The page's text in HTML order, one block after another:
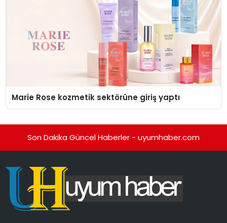
Marie Rose kozmetik sektörüne giriş yaptı
Son Dakika Güncel Haberler - uyumhaber.com